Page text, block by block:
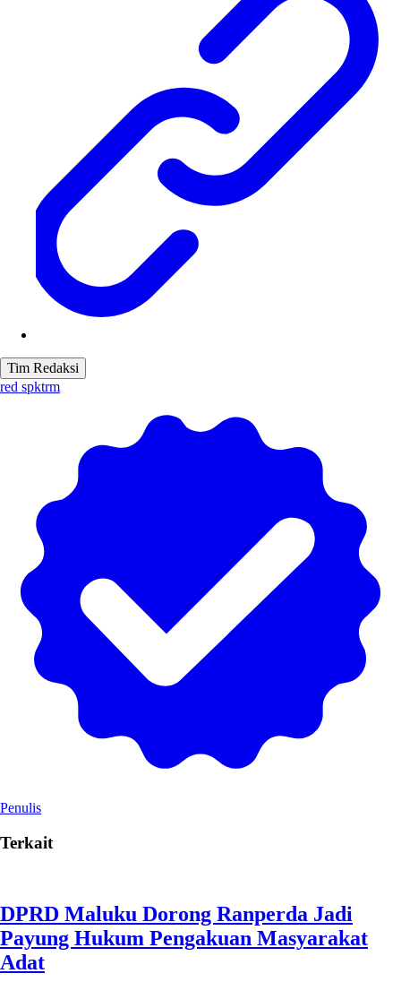
Tim Redaksi
red spktrm
Penulis
Terkait
DPRD Maluku Dorong Ranperda Jadi
Payung Hukum Pengakuan Masyarakat
Adat